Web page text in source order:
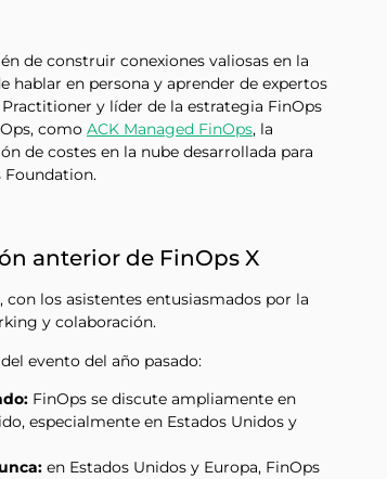
de construir conexiones valiosas en la
hablar en persona y aprender de expertos
y líder de la estrategia FinOps
como ACK Managed FinOps, la
de costes en la nube desarrollada para
Foundation.
anterior de FinOps X
con los asistentes entusiasmados por la
y colaboración.
evento del año pasado:
FinOps se discute ampliamente en
especialmente en Estados Unidos y
en Estados Unidos y Europa, FinOps